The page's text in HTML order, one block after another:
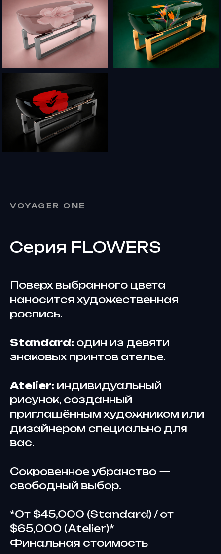
VOYAGER ONE
Серия FLOWERS
Поверх выбранного цвета
наносится художественная
роспись.
Standard: один из девяти
знаковых принтов ателье.
Atelier: индивидуальный
рисунок, созданный
приглашённым художником или
дизайнером специально для
вас.
Сокровенное убранство —
свободный выбор.
*От $45,000 (Standard) / от
$65,000 (Atelier)*
Финальная стоимость